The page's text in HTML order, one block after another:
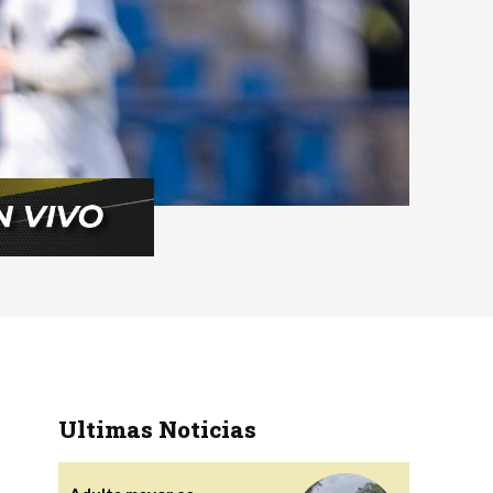
Ultimas Noticias